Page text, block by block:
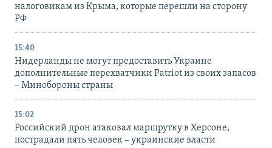
налоговикам из Крыма, которые перешли на сторону
РФ
15:40
Нидерланды не могут предоставить Украине
дополнительные перехватчики Patriot из своих запасов
– Минобороны страны
15:02
Российский дрон атаковал маршрутку в Херсоне,
пострадали пять человек – украинские власти